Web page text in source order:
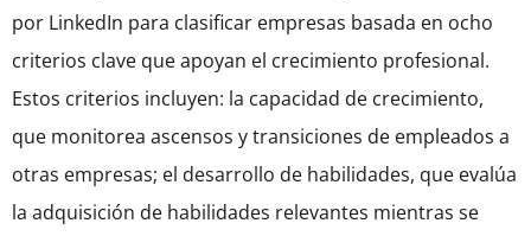
por LinkedIn para clasificar empresas basada en ocho
criterios clave que apoyan el crecimiento profesional.
Estos criterios incluyen: la capacidad de crecimiento,
que monitorea ascensos y transiciones de empleados a
otras empresas; el desarrollo de habilidades, que evalúa
la adquisición de habilidades relevantes mientras se